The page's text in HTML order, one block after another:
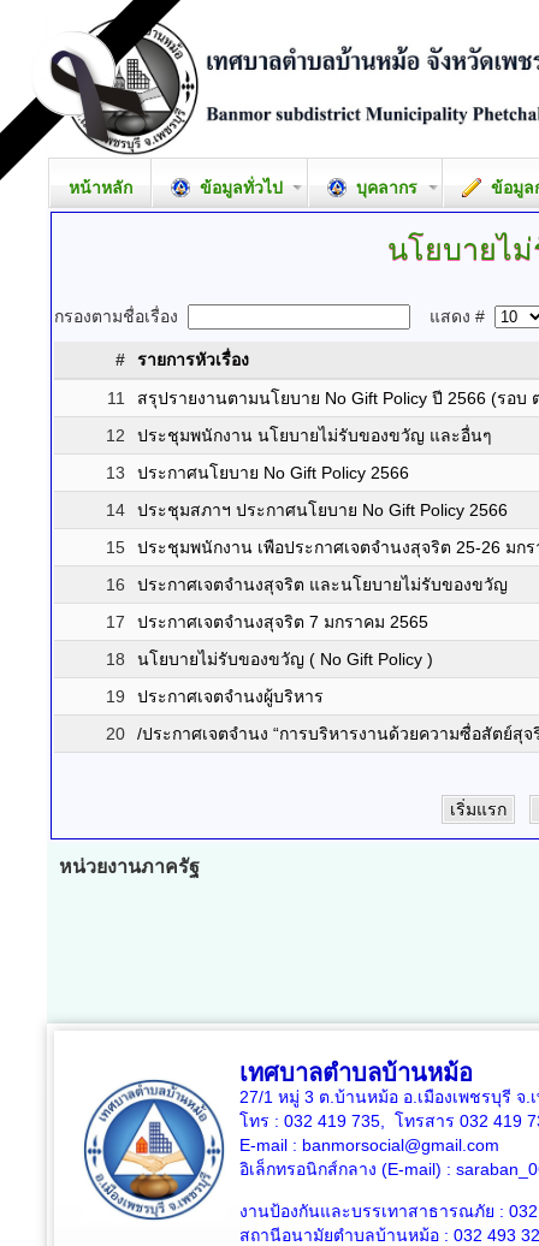
หน้าหลัก ข้อมูลทั่วไป บุคลากร ข้อมูล
นโยบายไ
กรองตามชื่อเรื่อง แสดง #
#
รายการหัวเรื่อง
11
สรุปรายงานตามนโยบาย No Gift Policy ปี 2566 (รอบ
12
ประชุมพนักงาน นโยบายไม่รับของขวัญ และอื่นๆ
13
ประกาศนโยบาย No Gift Policy 2566
14
ประชุมสภาฯ ประกาศนโยบาย No Gift Policy 2566
15
ประชุมพนักงาน เพือประกาศเจตจำนงสุจริต 25-26 มก
16
ประกาศเจตจำนงสุจริต และนโยบายไม่รับของขวัญ
17
ประกาศเจตจำนงสุจริต 7 มกราคม 2565
18
นโยบายไม่รับของขวัญ ( No Gift Policy )
19
ประกาศเจตจำนงผู้บริหาร
20
/ประกาศเจตจำนง “การบริหารงานด้วยความซื่อสัตย์สุ
เริ่มแรก
หน่วยงานภาครัฐ
เทศบาลตำบลบ้านหม้อ
27/1 หมู่ 3 ต.บ้านหม้อ อ.เมืองเพชรบุรี จ.
โทร : 032 419 735, โทรสาร 032 419
E-mail : banmorsocial@gmail.com
อิเล็กทรอนิกส์กลาง (E-mail) :
งานป้องกันและบรรเทาสาธารณภัย :
สถานีอนามัยตำบลบ้านหม้อ : 032 493